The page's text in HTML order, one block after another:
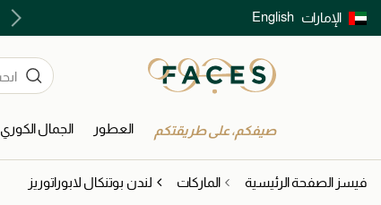
الإمارات English
توصيل سريع على جميع الطلبات ما فوق 299 درهم
صيفكم، على طريقتكم العطور الجمال الكوري
فيسز الصفحة الرئيسية الماركات لندن بوتنكال لابوراتوريز